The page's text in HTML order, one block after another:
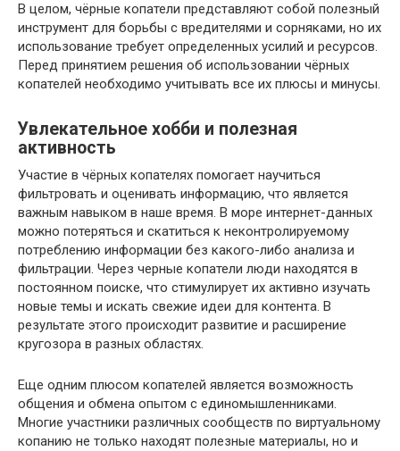
В целом, чёрные копатели представляют собой полезный
инструмент для борьбы с вредителями и сорняками, но их
использование требует определенных усилий и ресурсов.
Перед принятием решения об использовании чёрных
копателей необходимо учитывать все их плюсы и минусы.
Увлекательное хобби и полезная
активность
Участие в чёрных копателях помогает научиться
фильтровать и оценивать информацию, что является
важным навыком в наше время. В море интернет-данных
можно потеряться и скатиться к неконтролируемому
потреблению информации без какого-либо анализа и
фильтрации. Через черные копатели люди находятся в
постоянном поиске, что стимулирует их активно изучать
новые темы и искать свежие идеи для контента. В
результате этого происходит развитие и расширение
кругозора в разных областях.
Еще одним плюсом копателей является возможность
общения и обмена опытом с единомышленниками.
Многие участники различных сообществ по виртуальному
копанию не только находят полезные материалы, но и